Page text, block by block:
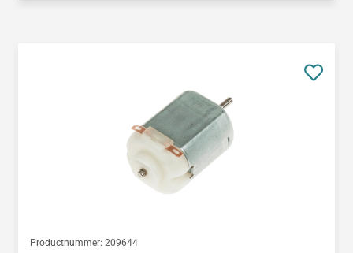
Productnummer: 209644